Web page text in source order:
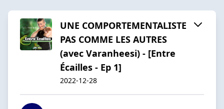
UNE COMPORTEMENTALISTE
PAS COMME LES AUTRES
(avec Varanheesi) - [Entre
Écailles - Ep 1]
2022-12-28